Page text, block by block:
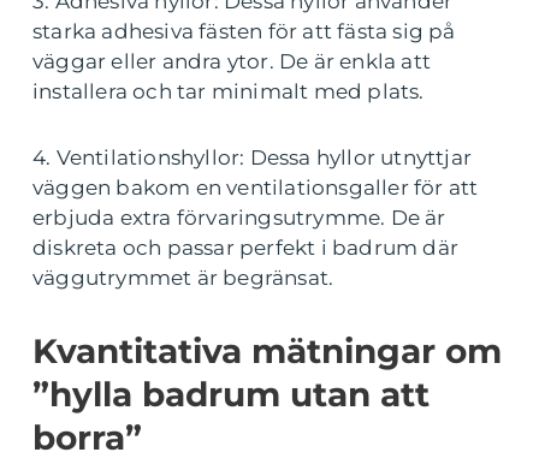
starka adhesiva fästen för att fästa sig på
väggar eller andra ytor. De är enkla att
installera och tar minimalt med plats.
4. Ventilationshyllor: Dessa hyllor utnyttjar
väggen bakom en ventilationsgaller för att
erbjuda extra förvaringsutrymme. De är
diskreta och passar perfekt i badrum där
väggutrymmet är begränsat.
Kvantitativa mätningar om
”hylla badrum utan att
borra”